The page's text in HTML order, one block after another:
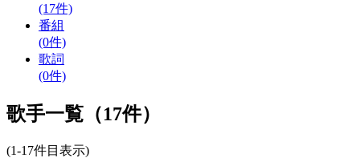
(17件)
番組
(0件)
歌詞
(0件)
歌手一覧（17件）
(1-17件目表示)